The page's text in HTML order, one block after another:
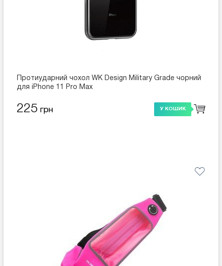
Протиударний чохол WK Design Military Grade чорний
для iPhone 11 Pro Max
225 грн У КОШИК